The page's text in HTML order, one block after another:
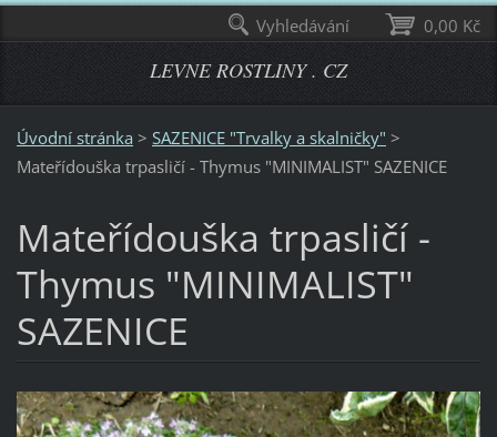
LEVNE ROSTLINY . CZ
Úvodní stránka > SAZENICE "Trvalky a skalničky" >
Mateřídouška trpasličí - Thymus "MINIMALIST" SAZENICE
Mateřídouška trpasličí -
Thymus "MINIMALIST"
SAZENICE
0,00 Kč
Vyhledávání